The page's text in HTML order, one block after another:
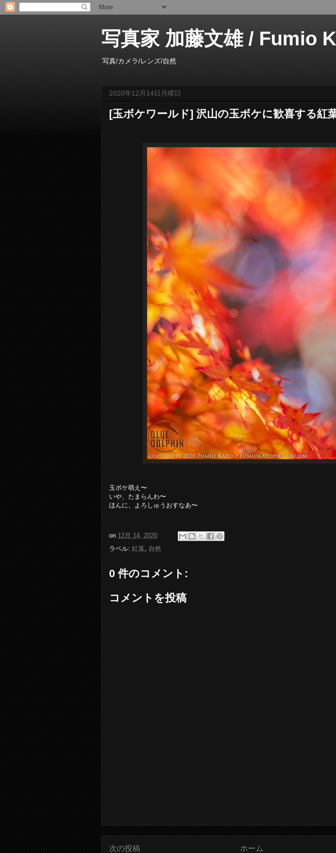
写真家 加藤文雄 / Fumio
写真/カメラ/レンズ/自然
2020年12月14日月曜日
[玉ボケワールド] 沢山の玉ボケに歓喜する紅
玉ボケ萌え〜
いや、たまらんわ〜
ほんに、よろしゅうおすなあ〜
on 12月 14, 2020
ラベル: 紅葉, 自然
0 件のコメント:
コメントを投稿
次の投稿 ホーム